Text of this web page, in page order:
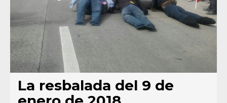
La resbalada del 9 de